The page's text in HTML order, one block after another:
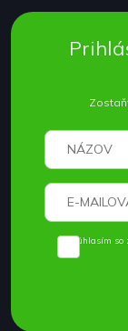
Súhlasím so